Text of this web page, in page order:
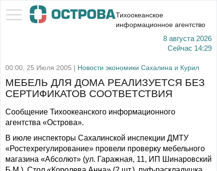
Тихоокеанское
информационное агентство
8 августа 2026
Сейчас 14:29
00:00, 25 Июля 2005 | Новости экономики Сахалина и Курил
МЕБЕЛЬ ДЛЯ ДОМА РЕАЛИЗУЕТСЯ БЕЗ
СЕРТИФИКАТОВ СООТВЕТСТВИЯ
Сообщение Тихоокеанского информационного
агентства «Острова».
В июле инспекторы Сахалинской инспекции ДМТУ
«Ростехрегулирование» провели проверку мебельного
магазина «Абсолют» (ул. Гаражная, 11, ИП Шинаровский